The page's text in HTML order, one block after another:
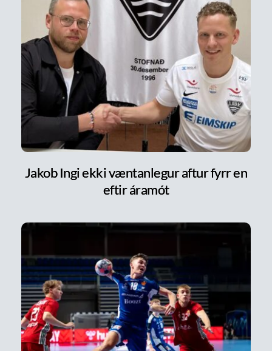
Jakob Ingi ekki væntanlegur aftur fyrr en
eftir áramót